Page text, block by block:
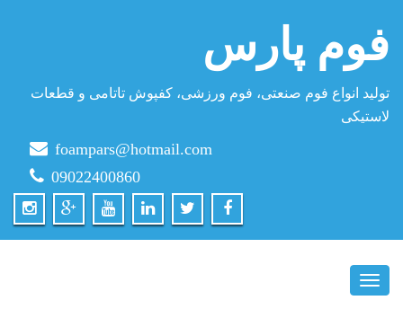
فوم پارس
تولید انواع فوم صنعتی، فوم ورزشی، کفپوش تاتامی و قطعات
لاستیکی
foampars@hotmail.com
09022400860
Toggle
navigation